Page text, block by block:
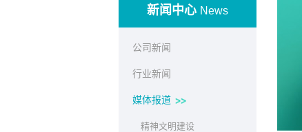
新闻中心 News
公司新闻
行业新闻
媒体报道
精神文明建设